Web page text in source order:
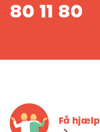
80 11 80
Få hjælp